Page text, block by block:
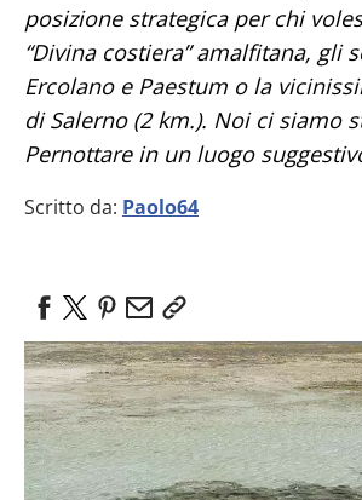
posizione strategica per chi
“Divina costiera” amalfitana, gli
Ercolano e Paestum o la
di Salerno (2 km.). Noi ci siamo
Pernottare in un luogo
Scritto da: Paolo64